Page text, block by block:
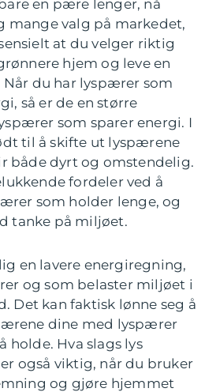
en pære lenger, nå
mange valg på markedet,
at du velger riktig
hjem og leve en
du har lyspærer som
så er de en større
som sparer energi. I
til å skifte ut lyspærene
både dyrt og omstendelig.
fordeler ved å
som holder lenge, og
tanke på miljøet.
en lavere energiregning,
og som belaster miljøet i
Det kan faktisk lønne seg å
dine med lyspærer
holde. Hva slags lys
også viktig, når du bruker
og gjøre hjemmet